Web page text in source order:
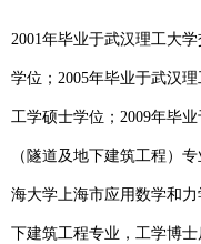
2001年毕业于武汉理工大
学位； 2005年毕业于武汉理
工学硕士学位； 2009年毕业
（隧道及地下建筑工程）
海大学上海市应用数学和
下建筑工程专业，工学博士